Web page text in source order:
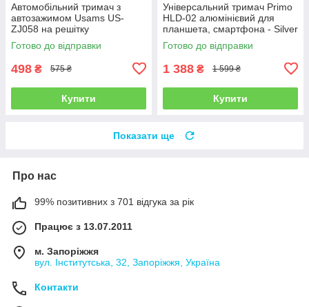
Автомобільний тримач з
автозажимом Usams US-
ZJ058 на решітку
повітропроводу
Готово до відправки
498 ₴ 575 ₴
Купити
Універсальний тримач Primo
HLD-02 алюмінієвий для
планшета, смартфона - Silver
Готово до відправки
1 388 ₴ 1 599 ₴
Купити
Показати ще
Про нас
99% позитивних з 701 відгука за рік
Працює з 13.07.2011
м. Запоріжжя
вул. Інститутська, 32, Запоріжжя, Україна
Контакти